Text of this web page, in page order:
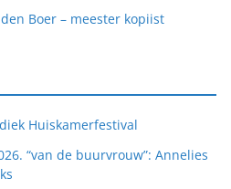
Boer – meester kopiist
Huiskamerfestival
“van de buurvrouw”: Annelies